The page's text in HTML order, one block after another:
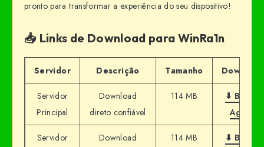
pronto para transformar a experiência do seu dispositivo!
📥 Links de Download para WinRa1n
Servidor Descrição Tamanho Download
Servidor
Principal
Download
direto confiável
114 MB
⬇ Baixar
Agora
Servidor
Download
114 MB
⬇ Baixar